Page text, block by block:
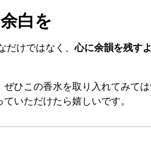
白を
だけではなく、心に余韻を残す
ひこの香水を取り入れてみて
いただけたら嬉しいです。